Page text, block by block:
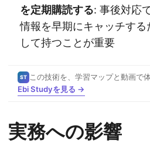
を定期購読する: 事後対応
情報を早期にキャッチする
して持つことが重要
ST この技術を、学習マップと動画で
Ebi Studyを見る →
実務への影響